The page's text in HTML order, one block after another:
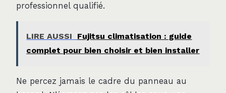
professionnel qualifié.
LIRE AUSSI
Fujitsu climatisation : guide
complet pour bien choisir et bien installer
Ne percez jamais le cadre du panneau au